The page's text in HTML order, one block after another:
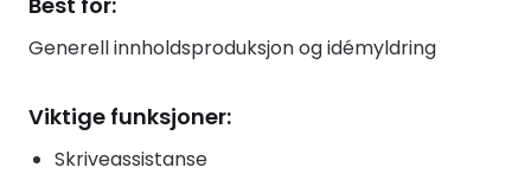
Generell innholdsproduksjon og idémyldring
Viktige funksjoner:
Skriveassistanse